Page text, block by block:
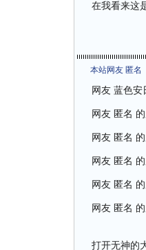
在我看来这
本站网友 匿名
网友 蓝色安
网友 匿名 的
网友 匿名 的
网友 匿名 的
网友 匿名 的
网友 匿名 的
打开无神的